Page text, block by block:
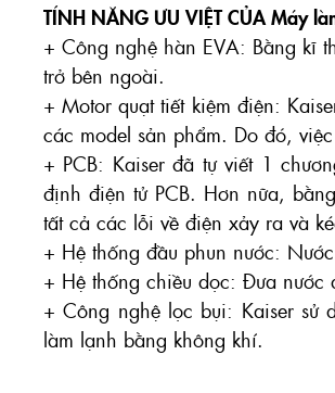
TÍNH NĂNG ƯU VIỆT CỦA Máy
+ Công nghệ hàn EVA: Bằng kĩ
trở bên ngoài.
+ Motor quạt tiết kiệm điện:
các model sản phẩm. Do đó,
+ PCB: Kaiser đã tự viết 1
định điện tử PCB. Hơn nữa,
tất cả các lỗi về điện xảy ra và
+ Hệ thống đầu phun nước:
+ Hệ thống chiều dọc: Đưa nước
+ Công nghệ lọc bụi: Kaiser sử
làm lạnh bằng không khí.